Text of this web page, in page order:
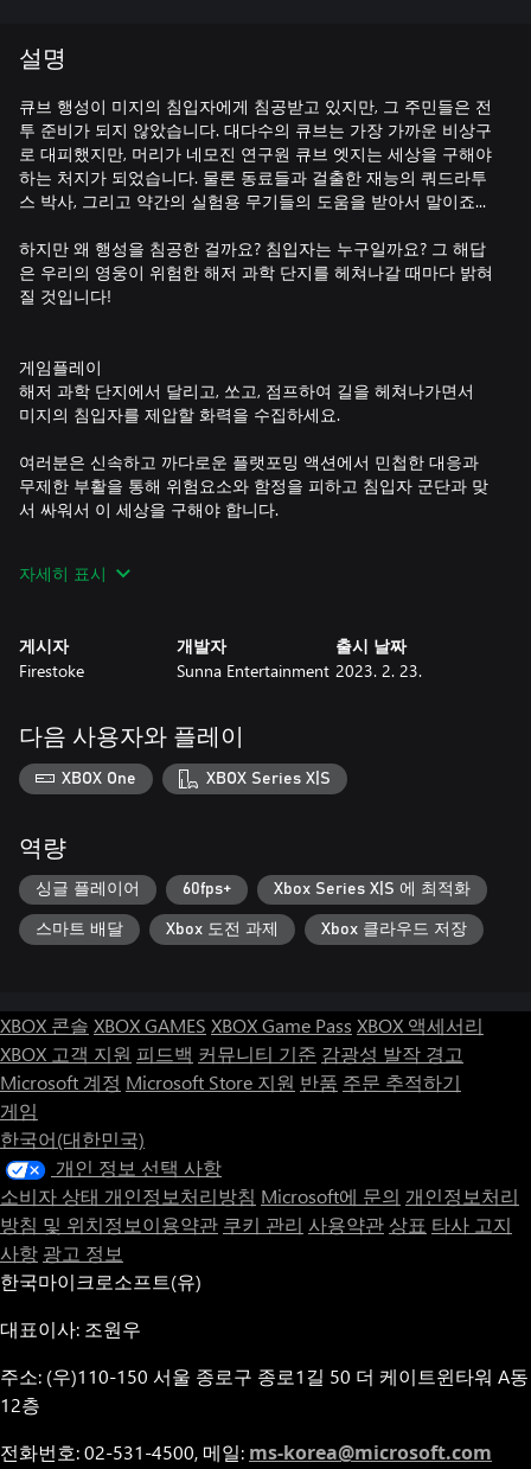
설명
큐브 행성이 미지의 침입자에게 침공받고 있지만, 그 주민들은 전
투 준비가 되지 않았습니다. 대다수의 큐브는 가장 가까운 비상구
로 대피했지만, 머리가 네모진 연구원 큐브 엣지는 세상을 구해야
하는 처지가 되었습니다. 물론 동료들과 걸출한 재능의 쿼드라투
스 박사, 그리고 약간의 실험용 무기들의 도움을 받아서 말이죠...
하지만 왜 행성을 침공한 걸까요? 침입자는 누구일까요? 그 해답
은 우리의 영웅이 위험한 해저 과학 단지를 헤쳐나갈 때마다 밝혀
질 것입니다!
게임플레이
해저 과학 단지에서 달리고, 쏘고, 점프하여 길을 헤쳐나가면서
미지의 침입자를 제압할 화력을 수집하세요.
여러분은 신속하고 까다로운 플랫포밍 액션에서 민첩한 대응과
무제한 부활을 통해 위험요소와 함정을 피하고 침입자 군단과 맞
서 싸워서 이 세상을 구해야 합니다.
상적인 캐릭터들로 이루어진 "플래닛 큐브: 엣지"에서, 도전과 리
그래픽
로 꼼꼼하게 제작했습니다. 또한 모든 픽셀을 최대한 심혈을 기울
여 배치하여 해저의 머나먼 풍경부터 과학 시설의 세세한 부분까
지 표현했습니다.
탱크부터 거대한 기계 게까지 온갖 무기로 무장할 정도로 굉장히
창의적인 종족에게 침공받은 상태입니다.
하지만 픽셀에서 그치지 않고 영화 같은 감성을 살린 유동적인 애
니메이션과 가벼우면서도 능숙하게 전달되는 웅장한 스토리가
자세히 표시
게시자
Firestoke
개발자
Sunna Entertainment
출시 날짜
2023. 2. 23.
다음 사용자와 플레이
XBOX One XBOX Series X|S
역량
싱글 플레이어 60fps+ Xbox Series X|S 에 최적화
스마트 배달 Xbox 도전 과제 Xbox 클라우드 저장
XBOX 콘솔 XBOX GAMES XBOX Game Pass XBOX 액세서리
XBOX 고객 지원 피드백 커뮤니티 기준 감광성 발작 경고
Microsoft 계정 Microsoft Store 지원 반품 주문 추적하기
게임
한국어(대한민국)
개인 정보 선택 사항
소비자 상태 개인정보처리방침 Microsoft에 문의 개인정보처리
방침 및 위치정보이용약관 쿠키 관리 사용약관 상표 타사 고지
사항 광고 정보
한국마이크로소프트(유)
대표이사: 조원우
주소: (우)110-150 서울 종로구 종로1길 50 더 케이트윈타워 A동
12층
전화번호: 02-531-4500, 메일: ms-korea@microsoft.com